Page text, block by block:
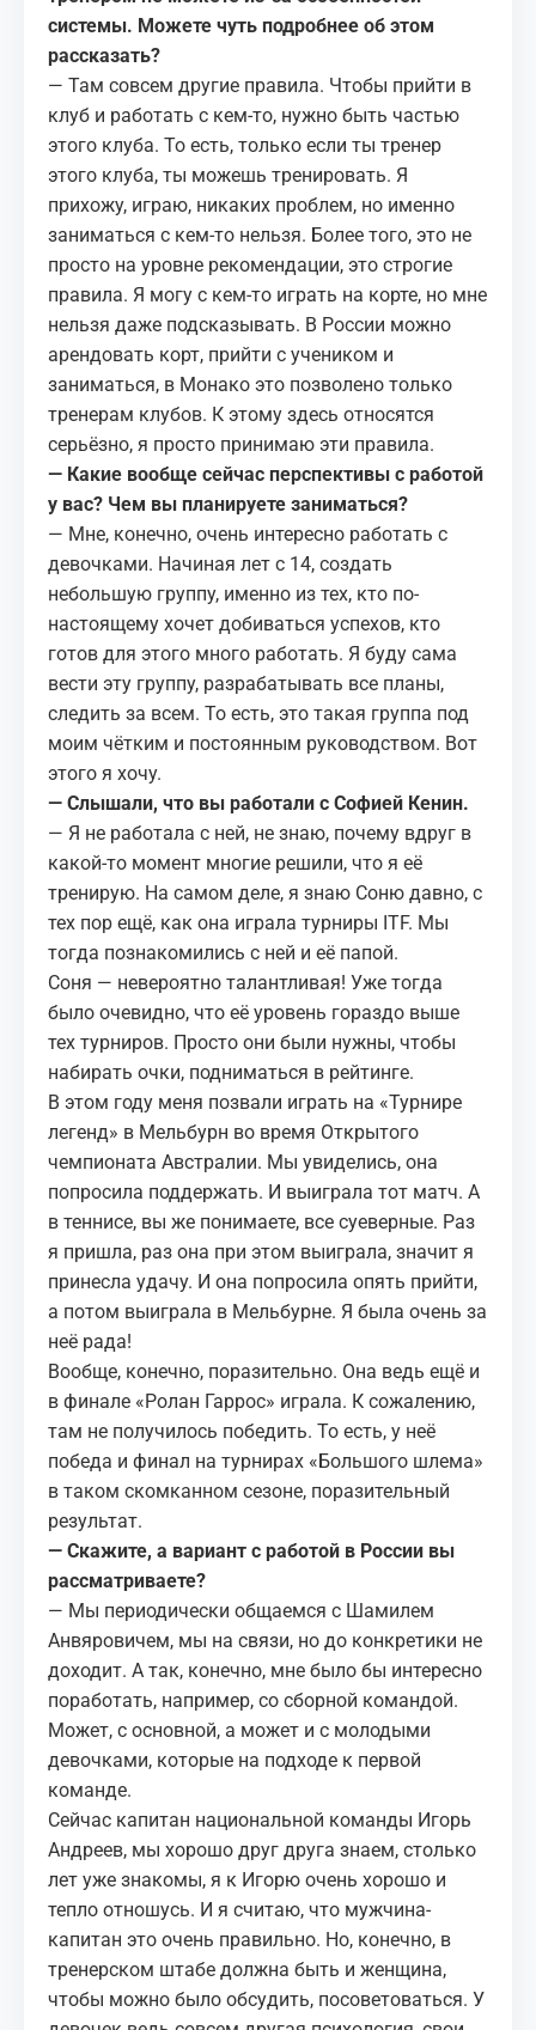
системы. Можете чуть подробнее об этом
рассказать?
— Там совсем другие правила. Чтобы прийти в
клуб и работать с кем-то, нужно быть частью
этого клуба. То есть, только если ты тренер
этого клуба, ты можешь тренировать. Я
прихожу, играю, никаких проблем, но именно
заниматься с кем-то нельзя. Более того, это не
просто на уровне рекомендации, это строгие
правила. Я могу с кем-то играть на корте, но мне
нельзя даже подсказывать. В России можно
арендовать корт, прийти с учеником и
заниматься, в Монако это позволено только
тренерам клубов. К этому здесь относятся
серьёзно, я просто принимаю эти правила.
— Какие вообще сейчас перспективы с работой
у вас? Чем вы планируете заниматься?
— Мне, конечно, очень интересно работать с
девочками. Начиная лет с 14, создать
небольшую группу, именно из тех, кто по-
настоящему хочет добиваться успехов, кто
готов для этого много работать. Я буду сама
вести эту группу, разрабатывать все планы,
следить за всем. То есть, это такая группа под
моим чётким и постоянным руководством. Вот
этого я хочу.
— Слышали, что вы работали с Софией Кенин.
— Я не работала с ней, не знаю, почему вдруг в
какой-то момент многие решили, что я её
тренирую. На самом деле, я знаю Соню давно, с
тех пор ещё, как она играла турниры ITF. Мы
тогда познакомились с ней и её папой.
Соня — невероятно талантливая! Уже тогда
было очевидно, что её уровень гораздо выше
тех турниров. Просто они были нужны, чтобы
набирать очки, подниматься в рейтинге.
В этом году меня позвали играть на «Турнире
легенд» в Мельбурн во время Открытого
чемпионата Австралии. Мы увиделись, она
попросила поддержать. И выиграла тот матч. А
в теннисе, вы же понимаете, все суеверные. Раз
я пришла, раз она при этом выиграла, значит я
принесла удачу. И она попросила опять прийти,
а потом выиграла в Мельбурне. Я была очень за
неё рада!
Вообще, конечно, поразительно. Она ведь ещё и
в финале «Ролан Гаррос» играла. К сожалению,
там не получилось победить. То есть, у неё
победа и финал на турнирах «Большого шлема»
в таком скомканном сезоне, поразительный
результат.
— Скажите, а вариант с работой в России вы
рассматриваете?
— Мы периодически общаемся с Шамилем
Анвяровичем, мы на связи, но до конкретики не
доходит. А так, конечно, мне было бы интересно
поработать, например, со сборной командой.
Может, с основной, а может и с молодыми
девочками, которые на подходе к первой
команде.
Сейчас капитан национальной команды Игорь
Андреев, мы хорошо друг друга знаем, столько
лет уже знакомы, я к Игорю очень хорошо и
тепло отношусь. И я считаю, что мужчина-
капитан это очень правильно. Но, конечно, в
тренерском штабе должна быть и женщина,
чтобы можно было обсудить, посоветоваться. У